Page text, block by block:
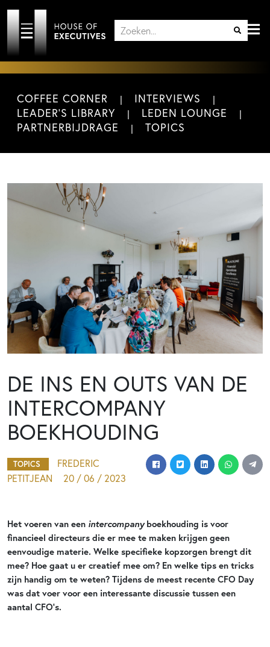
COFFEE CORNER
INTERVIEWS
LEADER'S LIBRARY
LEDEN LOUNGE
PARTNERBIJDRAGE
TOPICS
DE INS EN OUTS VAN DE
INTERCOMPANY
BOEKHOUDING
TOPICS
FREDERIC
PETITJEAN
20 / 06 / 2023
Het voeren van een intercompanyboekhouding is voor
financieel directeurs die er mee te maken krijgen geen
eenvoudige materie. Welke specifieke kopzorgen brengt dit
mee? Hoe gaat u er creatief mee om? En welke tips en tricks
zijn handig om te weten? Tijdens de meest recente CFO Day
was dat voer voor een interessante discussie tussen een
aantal CFO’s.